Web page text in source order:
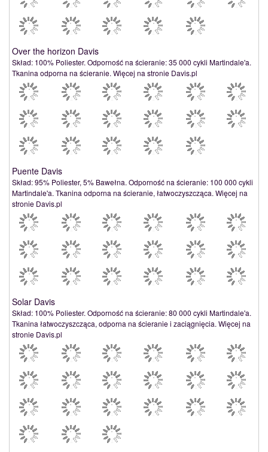
Over the horizon Davis
Skład: 100% Poliester. Odporność na ścieranie: 35 000 cykli Martindale'a.
Tkanina odporna na ścieranie. Więcej na stronie Davis.pl
Puente Davis
Skład: 95% Poliester, 5% Bawełna. Odporność na ścieranie: 100 000 cykli
Martindale'a. Tkanina odporna na ścieranie, łatwoczyszcząca. Więcej na
stronie Davis.pl
Solar Davis
Skład: 100% Poliester. Odporność na ścieranie: 80 000 cykli Martindale'a.
Tkanina łatwoczyszcząca, odporna na ścieranie i zaciągnięcia. Więcej na
stronie Davis.pl